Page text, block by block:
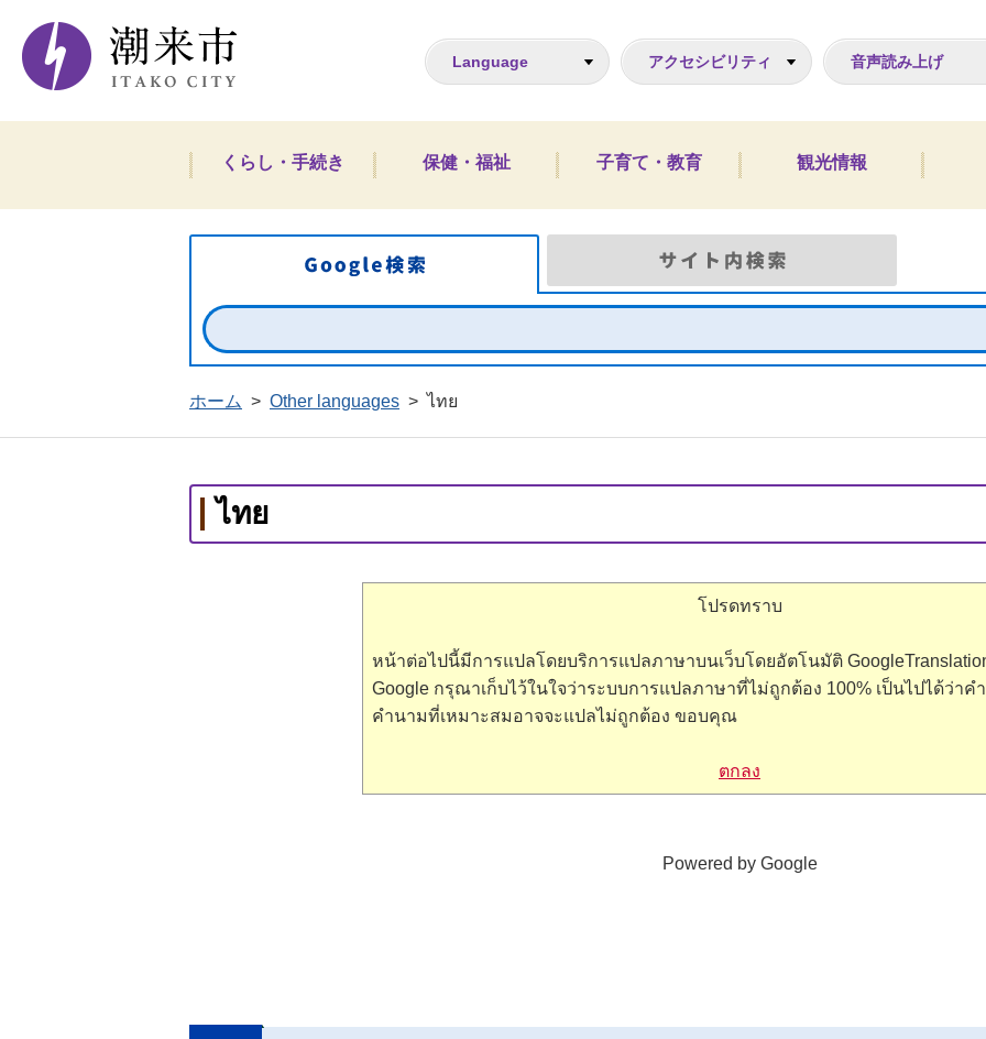
潮来市ホームページ
Language アクセシビリティ 音声読み上げ
くらし・手続き 保健・福祉 子育て・教育 観光情報
Google検索
ホーム > Other languages > ไทย
ไทย
โปรดทราบ
หน้าต่อไปนี้มีการแปลโดยบริการแปลภาษาบนเว็บโดยอัตโนมัติ
Google กรุณาเก็บไว้ในใจว่าระบบการแปลภาษาที่ไม่ถูกต้อง 100% เป็นไปได้ว่าค
คำนามที่เหมาะสมอาจจะแปลไม่ถูกต้อง ขอบคุณ
ตกลง
Powered by Google